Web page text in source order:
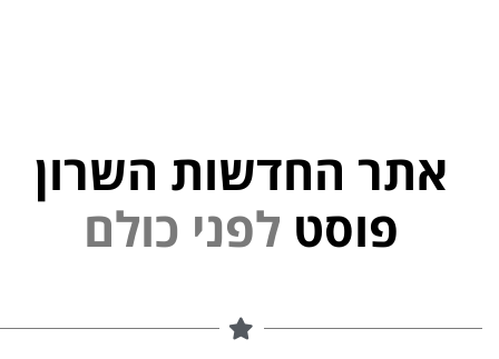
אתר החדשות השרון
פוסט